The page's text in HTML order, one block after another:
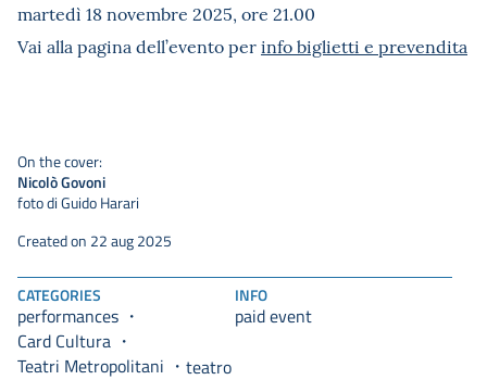
martedì 18 novembre 2025, ore 21.00
Vai alla pagina dell’evento perinfo biglietti e prevendita
CATEGORIES
performances
Card Cultura
Teatri Metropolitani
teatro
INFO
paid event
On the cover:
Nicolò Govoni
foto di Guido Harari
Created on 22 aug 2025